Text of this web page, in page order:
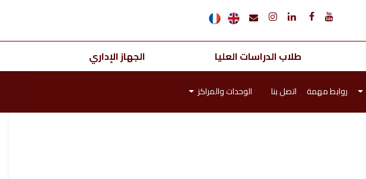
طلاب الدراسات العليا الجهاز الإداري
روابط مهمة اتصل بنا الوحدات والمراكز